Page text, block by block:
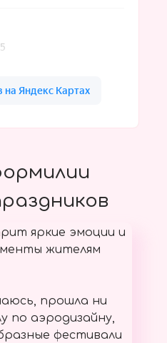
яркие эмоции и
жителям
прошла ни
по аэродизайну,
фестивали